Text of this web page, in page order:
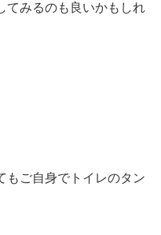
てみるのも良いかもしれ
もご自身でトイレのタン